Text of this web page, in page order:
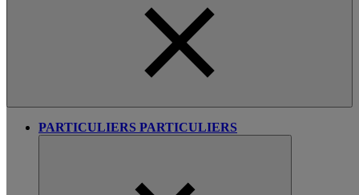
PARTICULIERS PARTICULIERS